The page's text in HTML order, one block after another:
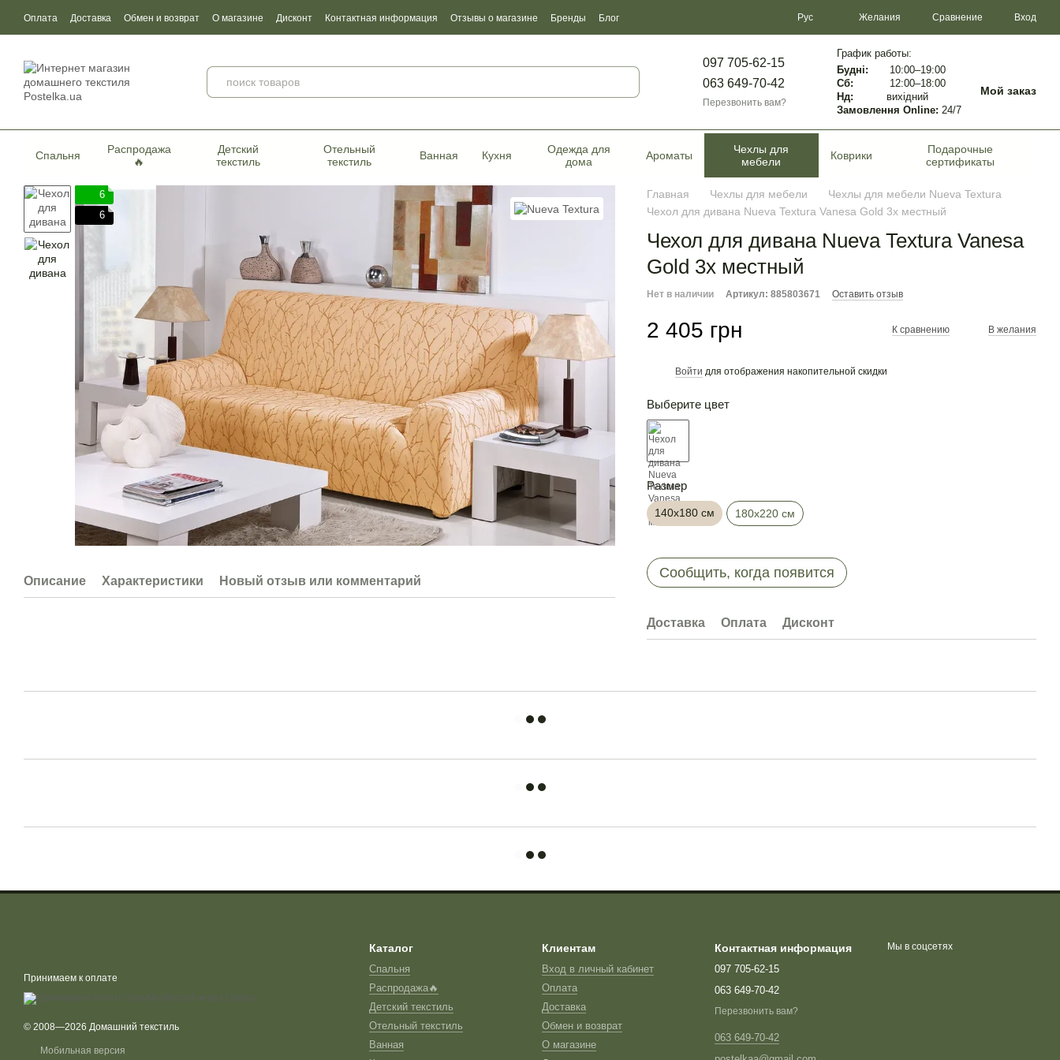
Оплата Доставка Обмен и возврат О магазине Дисконт Контактная информация Отзывы о магазине Бренды
Блог
Пользовательское соглашение
Договор публичной оферты Сертификаты качества
Рус Желания Сравнение Вход
097 705-62-15
063 649-70-42
Перезвонить вам?
График работы:
Будні:
10:00–19:00
Сб:
12:00–18:00
Нд:
вихідний
Замовлення Online: 24/7
Мой заказ
Спальня
Распродажа
🔥
Детский
текстиль
Отельный
текстиль
Ванная Кухня
Одежда для
дома
Ароматы
Чехлы для
мебели
Коврики
Подарочные
сертификаты
6
6
Описание Характеристики Новый отзыв или комментарий
Главная Чехлы для мебели
Чехлы для мебели Nueva Textura
Чехол для дивана Nueva Textura Vanesa Gold 3х местный
Чехол для дивана Nueva Textura Vanesa
Gold 3х местный
Нет в наличии Артикул: 885803671 Оставить отзыв
2 405 грн К сравнению В желания
Войти для отображения накопительной скидки
Выберите цвет
Размер
140х180 см 180х220 см
Сообщить, когда появится
Доставка Оплата Дисконт
Принимаем к оплате
© 2008—2026 Домашний текстиль
Мобильная версия
Каталог
Спальня
Распродажа🔥
Детский текстиль
Отельный текстиль
Ванная
Клиентам
Вход в личный кабинет
Оплата
Доставка
Обмен и возврат
О магазине
Контактная информация
097 705-62-15
063 649-70-42
Перезвонить вам?
063 649-70-42
Мы в соцсетях